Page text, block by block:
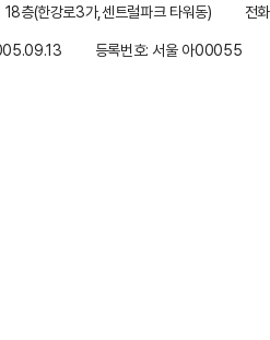
층(한강로3가,센트럴파크 타워동)
전
등록번호: 서울 아00055